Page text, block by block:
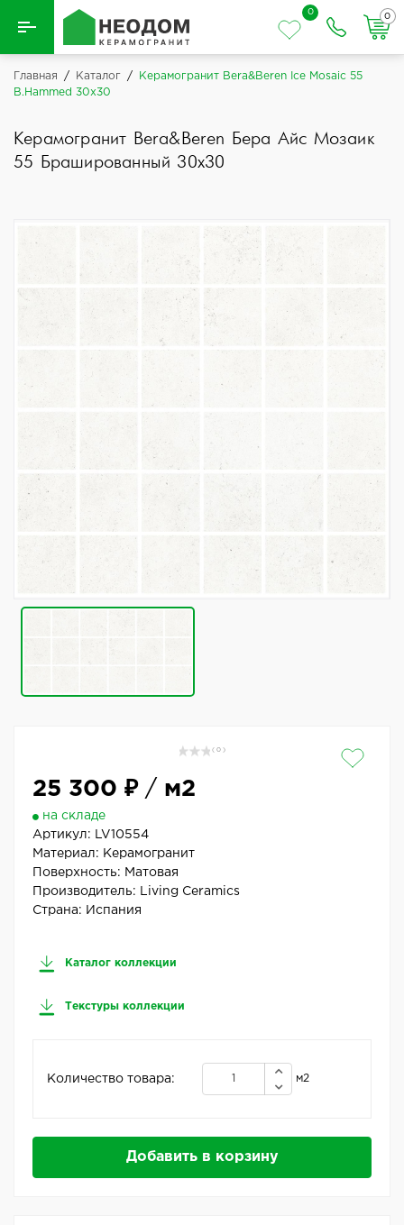
Назад
0
0
Главная / Каталог /
Керамогранит Bera&Beren Ice Mosaic 55
B.Hammed 30x30
Керамогранит Bera&Beren Бера Айс Мозаик
55 Брашированный 30x30
( 0 )
25 300 ₽/ м2
на складе
Артикул:
LV10554
Материал: Керамогранит
Поверхность: Матовая
Производитель:
Living Ceramics
Страна: Испания
Каталог коллекции
Текстуры коллекции
Количество товара: м2
Добавить в корзину